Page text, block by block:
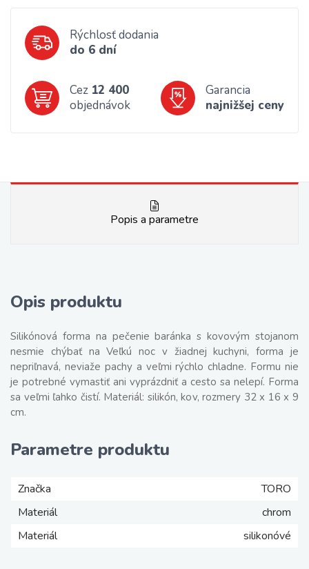
Rýchlosť dodania
do 6 dní
Cez 12 400
objednávok
Garancia
najnižšej ceny
Popis a parametre
Opis produktu
Silikónová forma na pečenie baránka s kovovým stojanom
nesmie chýbať na Veľkú noc v žiadnej kuchyni, forma je
nepriľnavá, neviaže pachy a veľmi rýchlo chladne. Formu nie
je potrebné vymastiť ani vyprázdniť a cesto sa nelepí. Forma
sa veľmi ľahko čistí. Materiál: silikón, kov, rozmery 32 x 16 x 9
cm.
Parametre produktu
Značka
TORO
Materiál
chrom
Materiál
silikonóvé